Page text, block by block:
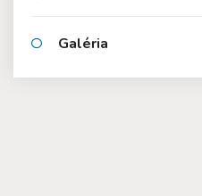
Galéria